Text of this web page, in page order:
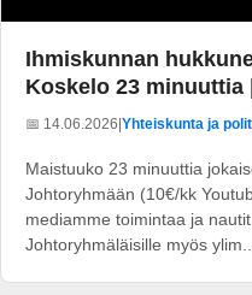
Ihmiskunnan
Koskelo 23 minuuttia
📅 14.06.2026 Yhteiskunta ja
Maistuuko 23 minuuttia
Johtoryhmään (10€/kk
mediamme toimintaa ja
Johtoryhmäläisille myös